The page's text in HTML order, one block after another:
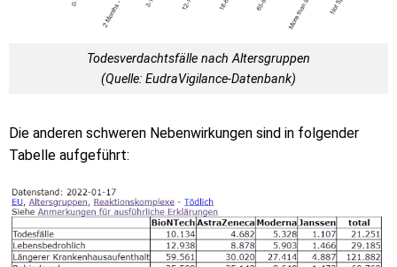
Todesverdachtsfälle nach Altersgruppen
(Quelle: EudraVigilance-Datenbank)
Die anderen schweren Nebenwirkungen sind in folgender
Tabelle aufgeführt: